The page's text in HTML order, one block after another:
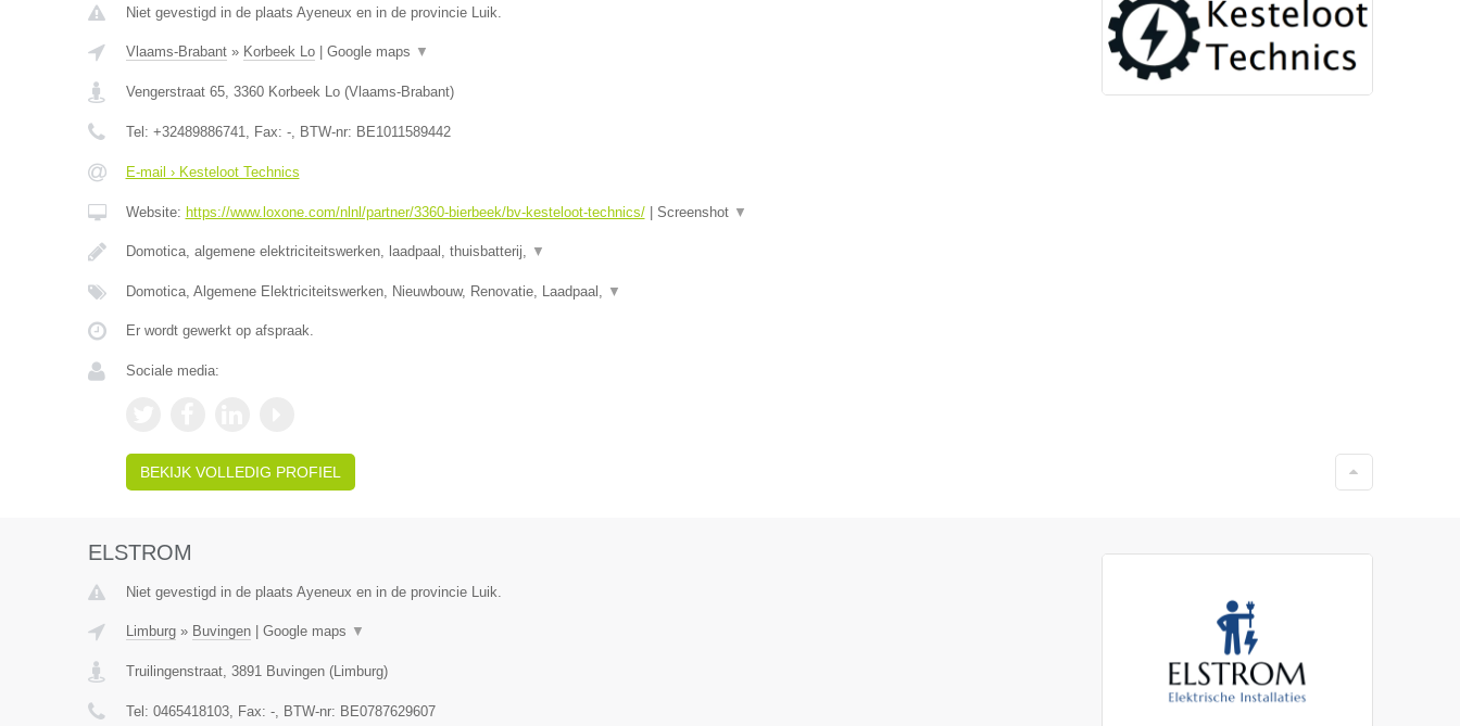
Niet gevestigd in de plaats Ayeneux en in de provincie Luik.
Vlaams-Brabant» Korbeek Lo| Google maps ▼
Vengerstraat 65, 3360 Korbeek Lo(Vlaams-Brabant)
Tel: +32489886741, Fax: -, BTW-nr: BE1011589442
E-mail › Kesteloot Technics
Website: https://www.loxone.com/nlnl/partner/3360-bierbeek/bv-kesteloot-technics/| Screenshot ▼
Domotica, algemene elektriciteitswerken, laadpaal, thuisbatterij, ▼
Domotica, Algemene Elektriciteitswerken, Nieuwbouw, Renovatie, Laadpaal, ▼
Er wordt gewerkt op afspraak.
Sociale media:
BEKIJK VOLLEDIG PROFIEL
ELSTROM
Niet gevestigd in de plaats Ayeneux en in de provincie Luik.
Limburg» Buvingen| Google maps ▼
Truilingenstraat, 3891 Buvingen(Limburg)
Tel: 0465418103, Fax: -, BTW-nr: BE0787629607